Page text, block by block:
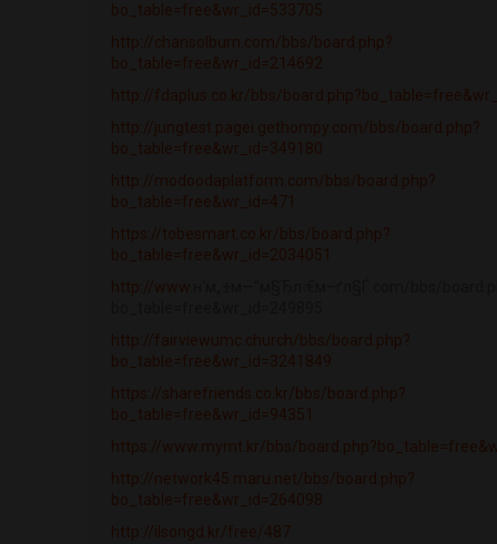
bo_table=free&wr_id=533705
http://chansolburn.com/bbs/board.php?
bo_table=free&wr_id=214692
http://fdaplus.co.kr/bbs/
http://jungtest.pagei.gethompy.com/bbs/board.php?
bo_table=free&wr_id=349180
http://modoodaplatform.com/bbs/board.php?
bo_table=free&wr_id=471
https://tobesmart.co.kr/bbs/board.php?
bo_table=free&wr_id=2034051
http://www
http://fairviewumc.church/bbs/board.php?
bo_table=free&wr_id=3241849
https://sharefriends.co.kr/bbs/board.php?
bo_table=free&wr_id=94351
https://www.mymt.kr/bbs/
http://network45.maru.net/bbs/board.php?
bo_table=free&wr_id=264098
http://ilsongd.kr/free/487